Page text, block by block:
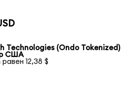
Technologies (Ondo Tokenized)
США
равен 12,38 $